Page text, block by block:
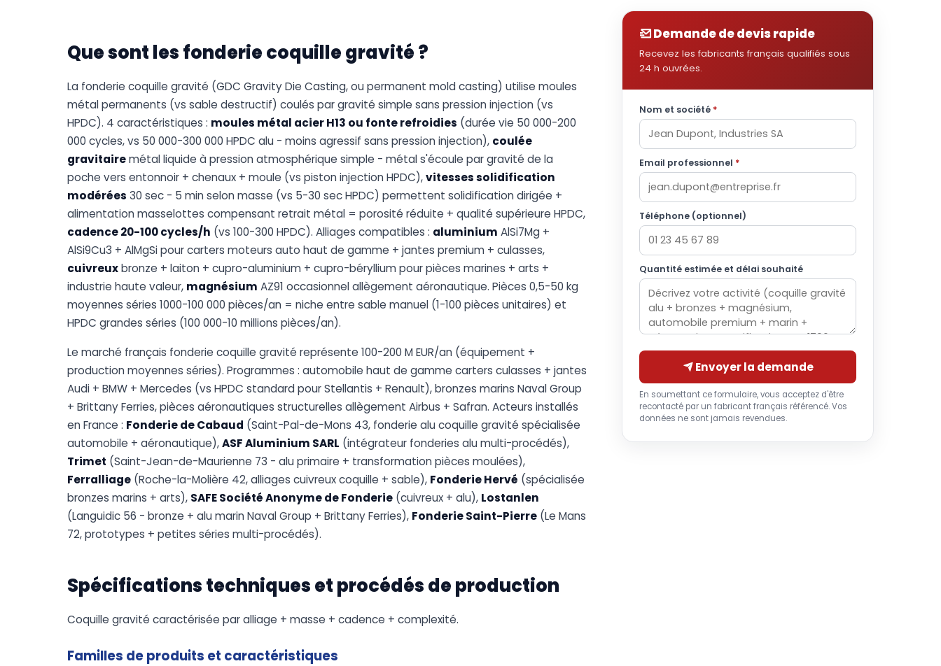
Que sont les fonderie coquille gravité ?
La fonderie coquille gravité (GDC Gravity Die Casting, ou permanent mold casting) utilise moules
métal permanents (vs sable destructif) coulés par gravité simple sans pression injection (vs
HPDC). 4 caractéristiques : moules métal acier H13 ou fonte refroidies (durée vie 50 000-200
000 cycles, vs 50 000-300 000 HPDC alu - moins agressif sans pression injection), coulée
gravitairemétal liquide à pression atmosphérique simple - métal s'écoule par gravité de la
poche vers entonnoir + chenaux + moule (vs piston injection HPDC),vitesses solidification
modérées 30 sec - 5 min selon masse (vs 5-30 sec HPDC) permettent solidification dirigée +
alimentation masselottes compensant retrait métal = porosité réduite + qualité supérieure HPDC,
cadence 20-100 cycles/h (vs 100-300 HPDC). Alliages compatibles : aluminium AlSi7Mg +
AlSi9Cu3 + AlMgSi pour carters moteurs auto haut de gamme + jantes premium + culasses,
cuivreuxbronze + laiton + cupro-aluminium + cupro-béryllium pour pièces marines + arts +
industrie haute valeur, magnésium AZ91 occasionnel allègement aéronautique. Pièces 0,5-50 kg
moyennes séries 1000-100 000 pièces/an = niche entre sable manuel (1-100 pièces unitaires) et
HPDC grandes séries (100 000-10 millions pièces/an).
Le marché français fonderie coquille gravité représente 100-200 M EUR/an (équipement +
production moyennes séries). Programmes : automobile haut de gamme carters culasses + jantes
Audi + BMW + Mercedes (vs HPDC standard pour Stellantis + Renault), bronzes marins Naval Group
+ Brittany Ferries, pièces aéronautiques structurelles allègement Airbus + Safran. Acteurs installés
en France : Fonderie de Cabaud (Saint-Pal-de-Mons 43, fonderie alu coquille gravité spécialisée
automobile + aéronautique),ASF Aluminium SARL (intégrateur fonderies alu multi-procédés),
Trimet (Saint-Jean-de-Maurienne 73 - alu primaire + transformation pièces moulées),
Ferralliage (Roche-la-Molière 42, alliages cuivreux coquille + sable), Fonderie Hervé (spécialisée
bronzes marins + arts), SAFE Société Anonyme de Fonderie (cuivreux + alu), Lostanlen
(Languidic 56 - bronze + alu marin Naval Group + Brittany Ferries), Fonderie Saint-Pierre (Le Mans
72, prototypes + petites séries multi-procédés).
Spécifications techniques et procédés de production
Coquille gravité caractérisée par alliage + masse + cadence + complexité.
Familles de produits et caractéristiques
Demande de devis rapide
Recevez les fabricants français qualifiés sous
24 h ouvrées.
Nom et société *
Email professionnel *
Téléphone (optionnel)
Quantité estimée et délai souhaité
Envoyer la demande
En soumettant ce formulaire, vous acceptez d'être
recontacté par un fabricant français référencé. Vos
données ne sont jamais revendues.